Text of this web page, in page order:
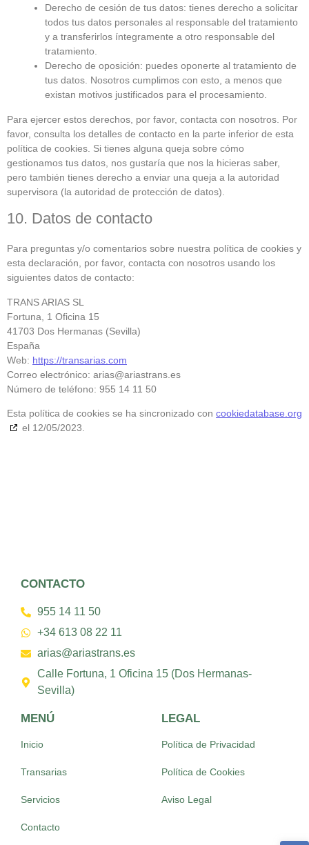
Derecho de cesión de tus datos: tienes derecho a solicitar
todos tus datos personales al responsable del tratamiento
y a transferirlos íntegramente a otro responsable del
tratamiento.
Derecho de oposición: puedes oponerte al tratamiento de
tus datos. Nosotros cumplimos con esto, a menos que
existan motivos justificados para el procesamiento.
Para ejercer estos derechos, por favor, contacta con nosotros. Por
favor, consulta los detalles de contacto en la parte inferior de esta
política de cookies. Si tienes alguna queja sobre cómo
gestionamos tus datos, nos gustaría que nos la hicieras saber,
pero también tienes derecho a enviar una queja a la autoridad
supervisora (la autoridad de protección de datos).
10. Datos de contacto
Para preguntas y/o comentarios sobre nuestra política de cookies y
esta declaración, por favor, contacta con nosotros usando los
siguientes datos de contacto:
TRANS ARIAS SL
Fortuna, 1 Oficina 15
41703 Dos Hermanas (Sevilla)
España
Web: https://transarias.com
Correo electrónico: arias@ariastrans.es
Número de teléfono: 955 14 11 50
Esta política de cookies se ha sincronizado con cookiedatabase.org
el 12/05/2023.
CONTACTO
955 14 11 50
+34 613 08 22 11
arias@ariastrans.es
Calle Fortuna, 1 Oficina 15 (Dos Hermanas-
Sevilla)
MENÚ
Inicio
Transarias
Servicios
Contacto
LEGAL
Política de Privacidad
Política de Cookies
Aviso Legal